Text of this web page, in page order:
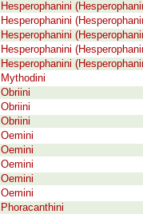
Hesperophanini
Hesperophanini
Hesperophanini
Hesperophanini
Hesperophanini
Mythodini
Obriini
Obriini
Obriini
Oemini
Oemini
Oemini
Oemini
Oemini
Phoracanthini